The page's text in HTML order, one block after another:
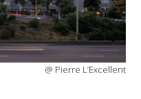
@ Pierre L’Excellent